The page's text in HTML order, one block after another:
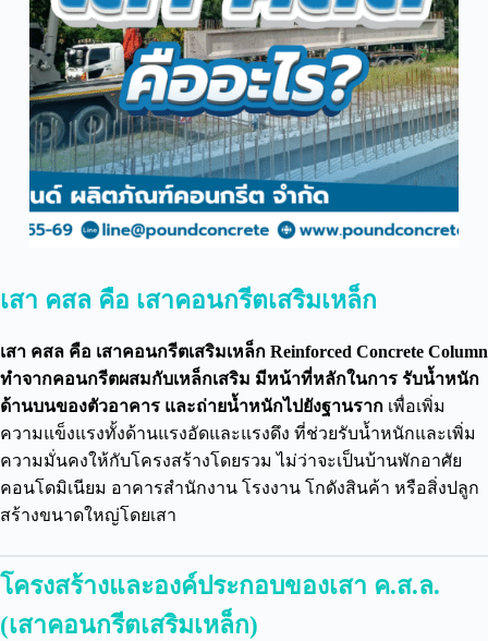
เสา คสล คือ เสาคอนกรีตเสริมเหล็ก
เสา คสล คือ เสาคอนกรีตเสริมเหล็ก Reinforced Concrete Column
ทำจากคอนกรีตผสมกับเหล็กเสริม มีหน้าที่หลักในการ รับน้ำหนัก
ด้านบนของตัวอาคาร และถ่ายน้ำหนักไปยังฐานราก เพื่อเพิ่ม
ความแข็งแรงทั้งด้านแรงอัดและแรงดึง ที่ช่วยรับน้ำหนักและเพิ่ม
ความมั่นคงให้กับโครงสร้างโดยรวม ไม่ว่าจะเป็นบ้านพักอาศัย
คอนโดมิเนียม อาคารสำนักงาน โรงงาน โกดังสินค้า หรือสิ่งปลูก
สร้างขนาดใหญ่โดยเสา
โครงสร้างและองค์ประกอบของเสา ค.ส.ล.
(เสาคอนกรีตเสริมเหล็ก)